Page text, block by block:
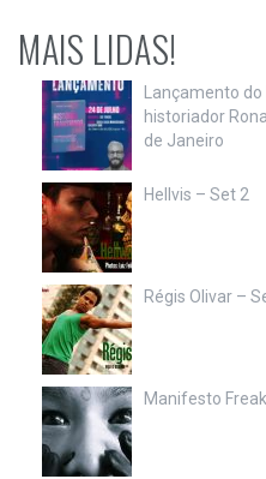
MAIS LIDAS!
Lançamento do
historiador
de Janeiro
Hellvis – Set 2
Régis Olivar –
Manifesto Freak